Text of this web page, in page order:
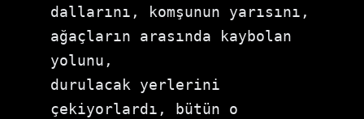
ağaçların arasında kaybolan
yolunu,
durulacak yerlerini
çekiyorlardı, bütün o